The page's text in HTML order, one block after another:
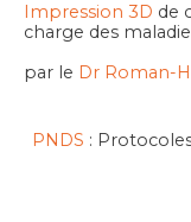
Impression 3D de
charge des
par le Dr Roman-
PNDS :